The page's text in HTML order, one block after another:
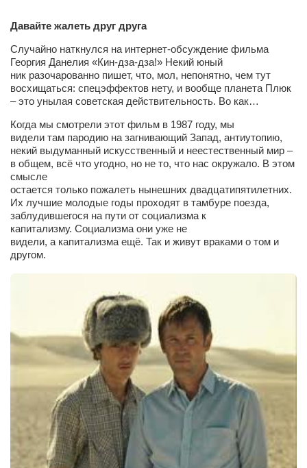
Валентин Бурый
Артём Мяус
Александра Сокол
Барды
Владимир Айзенберг
Оксана Скоробагатская
Александра Скорук
Бизнес-партнёры
Здоровье
Врач психиатр–нарколог Анплеев А.Б.
Косметологическое отделение КП Сумская
городская клиническая больница №4
Оптика — Медтехника
Тенториум -центр независимых дистрибьюторов
Давайте жалеть друг друга
Случайно наткнулся на интернет-обсуждение фильма
Георгия Данелия «Кин-дза-дза!» Некий юный
ник разочарованно пишет, что, мол, непонятно, чем тут
восхищаться: спецэффектов нету, и вообще планета Плюк
– это унылая советская действительность. Во как…
Когда мы смотрели этот фильм в 1987 году, мы
видели там пародию на загнивающий Запад, антиутопию,
некий выдуманный искусственный и неестественный мир –
в общем, всё что угодно, но не то, что нас окружало. В этом
смысле
остается только пожалеть нынешних двадцатипятилетних.
Их лучшие молодые годы проходят в тамбуре поезда,
заблудившегося на пути от социализма к
капитализму. Социализма они уже не
видели, а капитализма ещё. Так и живут враками о том и
другом.